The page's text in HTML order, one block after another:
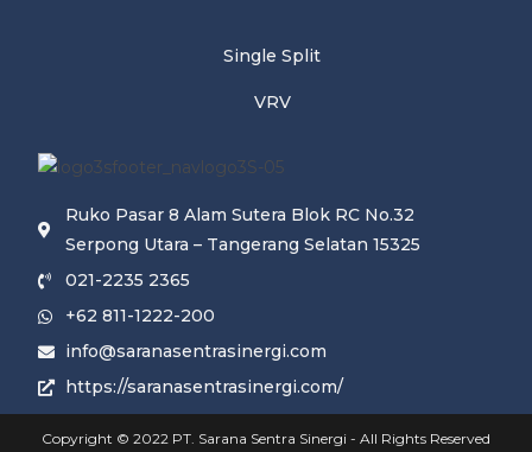
Single Split
VRV
Ruko Pasar 8 Alam Sutera Blok RC No.32
Serpong Utara – Tangerang Selatan 15325
021-2235 2365
+62 811-1222-200
info@saranasentrasinergi.com
https://saranasentrasinergi.com/
Copyright © 2022 PT. Sarana Sentra Sinergi - All Rights Reserved